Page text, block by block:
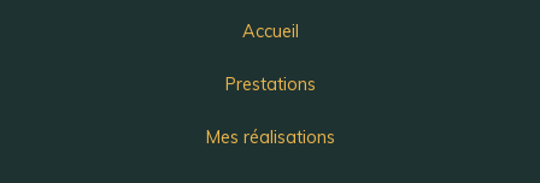
Accueil
Prestations
Mes réalisations